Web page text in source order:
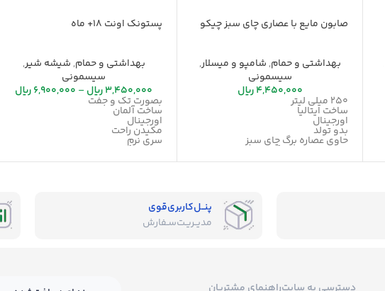
صابون مایع با عصاری چای سبز چیکو
بهداشتی و حمام, شامپو و میسلار,
سیسمونی
4,450,000 ریال
250 میلی لیتر
ساخت ایتالیا
اورجینال
بدو تولد
حاوی عصاره برگ چای سبز
96% عصاره های گیاهی
غنی شده با گلیسیرین گیاهی
پستونک اونت 18+ ماه
بهداشتی و حمام, شیشه شیر,
سیسمونی
3,450,000ریال–
6,900,000ریال
بصورت تک و جفت
ساخت آلمان
اورجینال
مکیدن راحت
سری نرم
قابلیت گردش هوا
پنــل‌کاربری‌قوی
مدیــریـت‌سـفارش